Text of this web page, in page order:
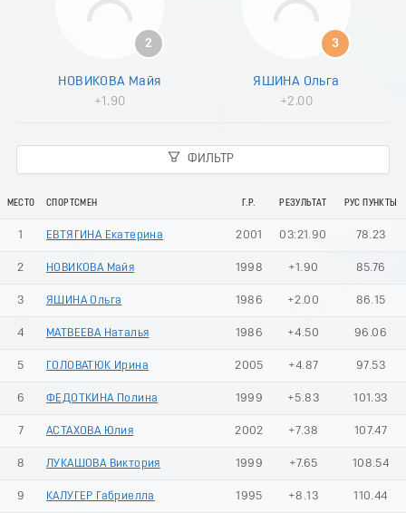
5
8
2
НОВИКОВА Майя
+1.90
3
ЯШИНА Ольга
+2.00
ФИЛЬТР
МЕСТО СПОРТСМЕН Г.Р. РЕЗУЛЬТАТ РУС ПУНКТЫ
1 ЕВТЯГИНА Екатерина 2001 03:21.90 78.23
2 НОВИКОВА Майя 1998 +1.90 85.76
3 ЯШИНА Ольга 1986 +2.00 86.15
4 МАТВЕЕВА Наталья 1986 +4.50 96.06
5 ГОЛОВАТЮК Ирина 2005 +4.87 97.53
6 ФЕДОТКИНА Полина 1999 +5.83 101.33
7 АСТАХОВА Юлия 2002 +7.38 107.47
8 ЛУКАШОВА Виктория 1999 +7.65 108.54
9 КАЛУГЕР Габриелла 1995 +8.13 110.44